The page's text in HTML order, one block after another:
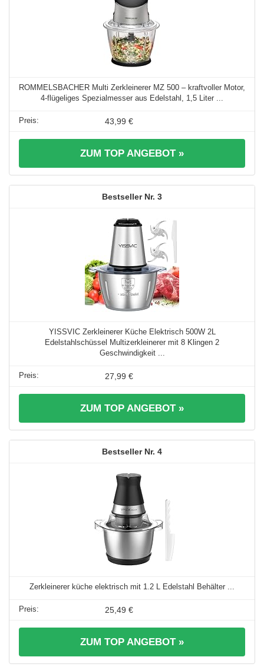
ROMMELSBACHER Multi Zerkleinerer MZ 500 – kraftvoller Motor,
4-flügeliges Spezialmesser aus Edelstahl, 1,5 Liter ...
43,99 €
ZUM TOP ANGEBOT »
3
YISSVIC Zerkleinerer Küche Elektrisch 500W 2L
Edelstahlschüssel Multizerkleinerer mit 8 Klingen 2
Geschwindigkeit ...
27,99 €
ZUM TOP ANGEBOT »
4
Zerkleinerer küche elektrisch mit 1.2 L Edelstahl Behälter ...
25,49 €
ZUM TOP ANGEBOT »